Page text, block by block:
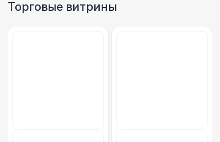
Торговые витрины